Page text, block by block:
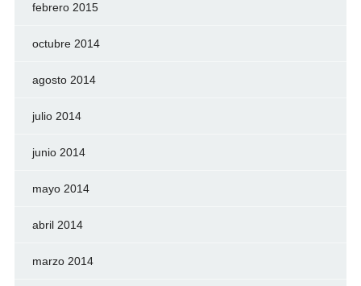
febrero 2015
octubre 2014
agosto 2014
julio 2014
junio 2014
mayo 2014
abril 2014
marzo 2014